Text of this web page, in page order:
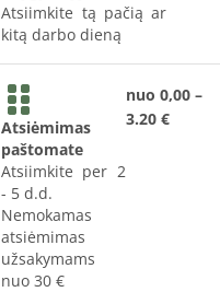
Atsiimkite tą pačią ar
kitą darbo dieną
Atsiėmimas
paštomate
Atsiimkite per 2
- 5 d.d.
Nemokamas
atsiėmimas
užsakymams
nuo 30 €
nuo 0,00 –
3.20 €